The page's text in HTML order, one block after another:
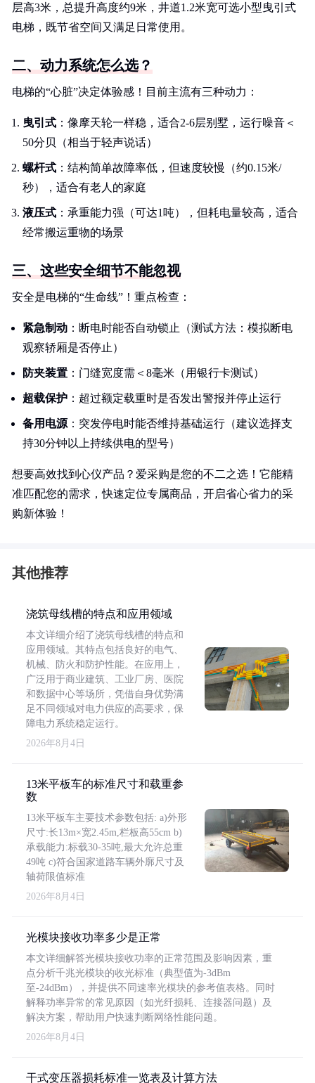
层高3米，总提升高度约9米，井道1.2米宽可选小型曳引式
电梯，既节省空间又满足日常使用。
二、动力系统怎么选？
电梯的“心脏”决定体验感！目前主流有三种动力：
曳引式 ：像摩天轮一样稳，适合2-6层别墅，运行噪音＜
50分贝（相当于轻声说话）
螺杆式 ：结构简单故障率低，但速度较慢（约0.15米/
秒），适合有老人的家庭
液压式 ：承重能力强（可达1吨），但耗电量较高，适合
经常搬运重物的场景
三、这些安全细节不能忽视
安全是电梯的“生命线”！重点检查：
紧急制动 ：断电时能否自动锁止（测试方法：模拟断电
观察轿厢是否停止）
防夹装置 ：门缝宽度需＜8毫米（用银行卡测试）
超载保护 ：超过额定载重时是否发出警报并停止运行
备用电源 ：突发停电时能否维持基础运行（建议选择支
持30分钟以上持续供电的型号）
想要高效找到心仪产品？爱采购是您的不二之选！它能精
准匹配您的需求，快速定位专属商品，开启省心省力的采
购新体验！
其他推荐
浇筑母线槽的特点和应用领域
本文详细介绍了浇筑母线槽的特点和
应用领域。其特点包括良好的电气、
机械、防火和防护性能。在应用上，
广泛用于商业建筑、工业厂房、医院
和数据中心等场所，凭借自身优势满
足不同领域对电力供应的高要求，保
障电力系统稳定运行。
2026年8月4日
13米平板车的标准尺寸和载重参
数
13米平板车主要技术参数包括: a)外形
尺寸:长13m×宽2.45m,栏板高55cm b)
承载能力:标载30-35吨,最大允许总重
49吨 c)符合国家道路车辆外廓尺寸及
轴荷限值标准
2026年8月4日
光模块接收功率多少是正常
本文详细解答光模块接收功率的正常范围及影响因素，重
点分析千兆光模块的收光标准（典型值为-3dBm
至-24dBm），并提供不同速率光模块的参考值表格。同时
解释功率异常的常见原因（如光纤损耗、连接器问题）及
解决方案，帮助用户快速判断网络性能问题。
2026年8月4日
干式变压器损耗标准一览表及计算方法